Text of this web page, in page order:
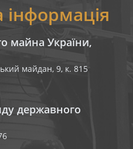
інформація
майна України,
майдан, 9, к. 815
державного